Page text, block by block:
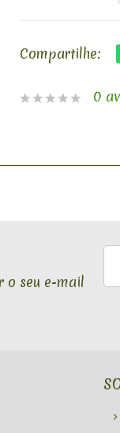
Compartilhe:
0
o seu e-mail